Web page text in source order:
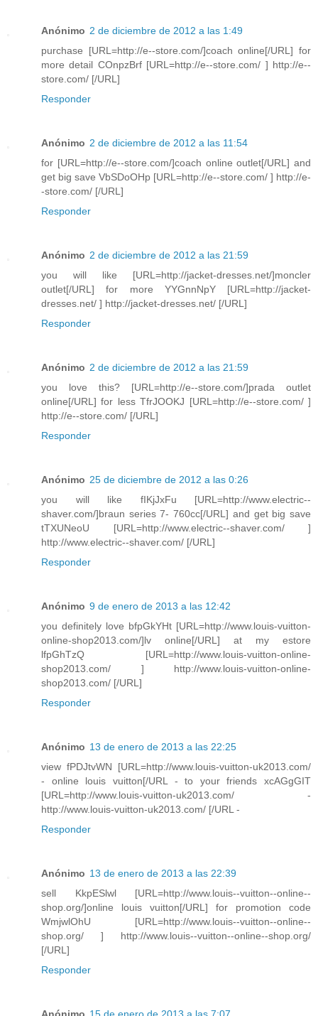
Anónimo 2 de diciembre de 2012 a las 1:49
purchase [URL=http://e--store.com/]coach online[/URL] for
more detail COnpzBrf [URL=http://e--store.com/ ] http://e--
store.com/ [/URL]
Responder
Anónimo 2 de diciembre de 2012 a las 11:54
for [URL=http://e--store.com/]coach online outlet[/URL] and
get big save VbSDoOHp [URL=http://e--store.com/ ] http://e-
-store.com/ [/URL]
Responder
Anónimo 2 de diciembre de 2012 a las 21:59
you will like [URL=http://jacket-dresses.net/]moncler
outlet[/URL] for more YYGnnNpY [URL=http://jacket-
dresses.net/ ] http://jacket-dresses.net/ [/URL]
Responder
Anónimo 2 de diciembre de 2012 a las 21:59
you love this? [URL=http://e--store.com/]prada outlet
online[/URL] for less TfrJOOKJ [URL=http://e--store.com/ ]
http://e--store.com/ [/URL]
Responder
Anónimo 25 de diciembre de 2012 a las 0:26
you will like fIKjJxFu [URL=http://www.electric--
shaver.com/]braun series 7- 760cc[/URL] and get big save
tTXUNeoU [URL=http://www.electric--shaver.com/ ]
http://www.electric--shaver.com/ [/URL]
Responder
Anónimo 9 de enero de 2013 a las 12:42
you definitely love bfpGkYHt [URL=http://www.louis-vuitton-
online-shop2013.com/]lv online[/URL] at my estore
lfpGhTzQ [URL=http://www.louis-vuitton-online-
shop2013.com/ ] http://www.louis-vuitton-online-
shop2013.com/ [/URL]
Responder
Anónimo 13 de enero de 2013 a las 22:25
view fPDJtvWN [URL=http://www.louis-vuitton-uk2013.com/
- online louis vuitton[/URL - to your friends xcAGgGIT
[URL=http://www.louis-vuitton-uk2013.com/ -
http://www.louis-vuitton-uk2013.com/ [/URL -
Responder
Anónimo 13 de enero de 2013 a las 22:39
sell KkpESlwl [URL=http://www.louis--vuitton--online--
shop.org/]online louis vuitton[/URL] for promotion code
WmjwlOhU [URL=http://www.louis--vuitton--online--
shop.org/ ] http://www.louis--vuitton--online--shop.org/
[/URL]
Responder
Anónimo 15 de enero de 2013 a las 7:07